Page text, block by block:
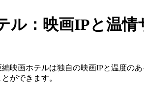
ル：映画IPと温
映画ホテルは独自の映画IPと温度の
ができます。